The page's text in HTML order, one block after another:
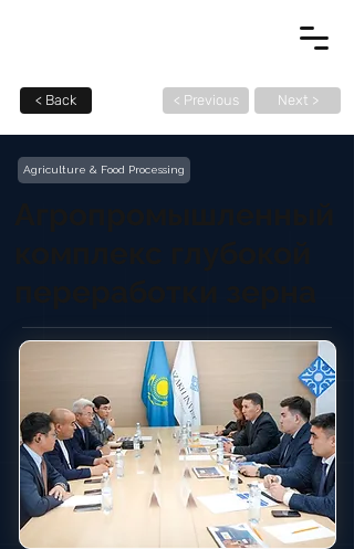
< Back < Previous Next >
Agriculture & Food Processing